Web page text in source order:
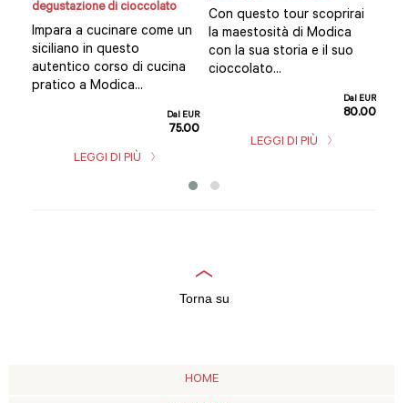
degustazione di cioccolato
Impara a cucinare come un
siciliano in questo
autentico corso di cucina
pratico a Modica...
Dal EUR
75.00
LEGGI DI PIÙ
Con questo tour scoprirai
la maestosità di Modica
con la sua storia e il suo
cioccolato...
Dal EUR
80.00
LEGGI DI PIÙ
Torna su
HOME